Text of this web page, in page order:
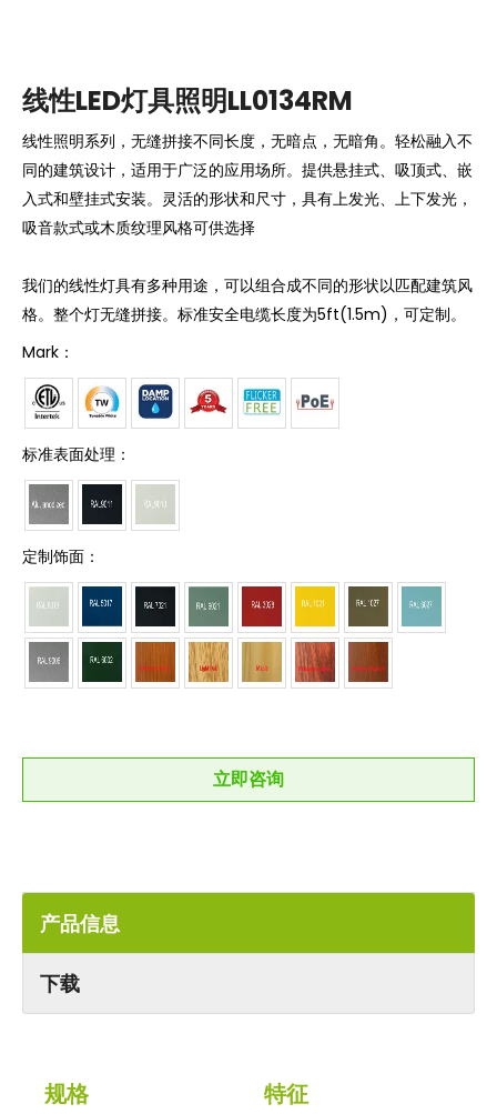
线性LED灯具照明LL0134RM
线性照明系列，无缝拼接不同长度，无暗点，无暗角。轻松融入不
同的建筑设计，适用于广泛的应用场所。提供悬挂式、吸顶式、嵌
入式和壁挂式安装。灵活的形状和尺寸，具有上发光、上下发光，
吸音款式或木质纹理风格可供选择
我们的线性灯具有多种用途，可以组合成不同的形状以匹配建筑风
格。整个灯无缝拼接。标准安全电缆长度为5ft(1.5m)，可定制。
Mark：
标准表面处理：
定制饰面：
立即咨询
产品信息
下载
规格 特征